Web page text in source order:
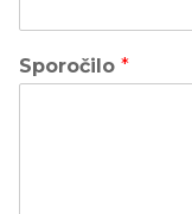
Sporočilo *